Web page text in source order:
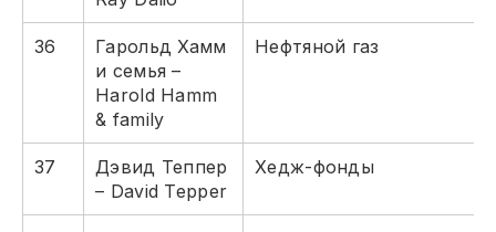
36
Гарольд Хамм
и семья –
Harold Hamm
& family
Нефтяной газ
37
Дэвид Теппер
– David Tepper
Хедж-фонды